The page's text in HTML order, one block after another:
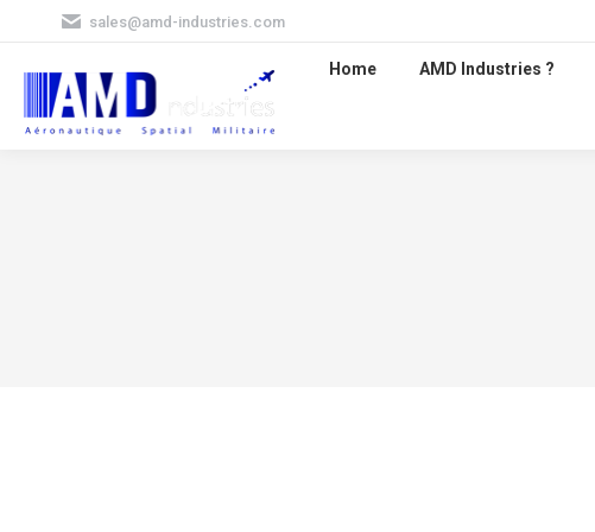
sales@amd-industries.com
Home AMD Industries ?